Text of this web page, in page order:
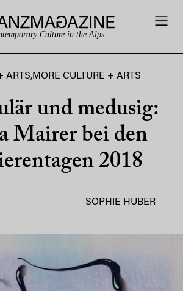
Culture in the Alps
ARTS,MORE CULTURE + ARTS
und medusig:
Mairer bei den
2018
SOPHIE HUBER